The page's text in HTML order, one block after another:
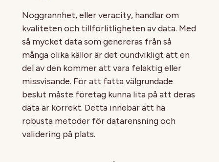
Noggrannhet, eller veracity, handlar om
kvaliteten och tillförlitligheten av data. Med
så mycket data som genereras från så
många olika källor är det oundvikligt att en
del av den kommer att vara felaktig eller
missvisande. För att fatta välgrundade
beslut måste företag kunna lita på att deras
data är korrekt. Detta innebär att ha
robusta metoder för datarensning och
validering på plats.